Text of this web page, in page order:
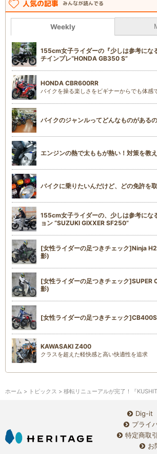
人気の記事 みんなが読んでる
Weekly
155cm女子ライダーの『少しは参考にな
チインプレ“HONDA GB350 S”
HONDA CBR600RR
バイクを操る楽しさをビギナーからでも体感
バイクのジャンルってどんなものがある
エンジンの熱で太ももが熱い！対策を教
バイクに乗りたいんだけど、どの免許を
155cm女子ライダーの、少しは参考にな
ョン “SUZUKI GIXXER SF250”
[女性ライダーの足つきチェック]Ninja
影)
[女性ライダーの足つきチェック]SUPER
影)
[女性ライダーの足つきチェック
KAWASAKI Z400
クラスを超えた軽快感と高い快適性を追求
ホーム > トピックス > 移転リニューアルが完了！『KUSHITANI
Dig-it
プライ
特定商取
お